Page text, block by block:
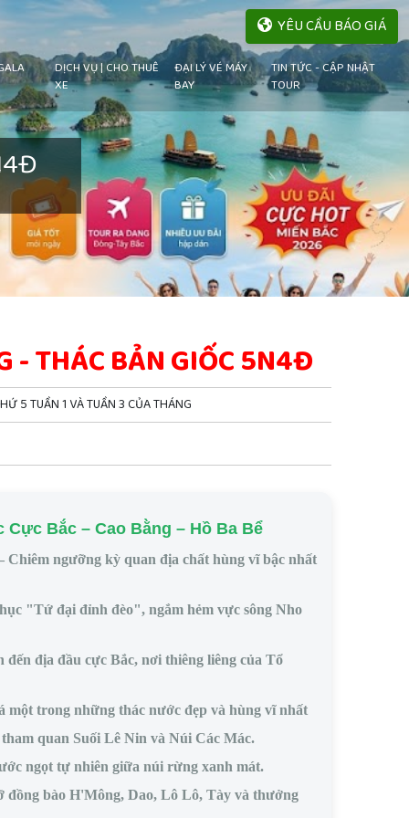
YÊU CẦU BÁO GIÁ
DỊCH VỤ | CHO THUÊ
XE
ĐẠI LÝ VÉ MÁY
BAY
TIN TỨC - CẬP NHẬT
TOUR
- THÁC BẢN GIỐC 5N4Đ
5 TUẦN 1 VÀ TUẦN 3 CỦA THÁNG
Cực Bắc – Cao Bằng – Hồ Ba Bể
Chiêm ngưỡng kỳ quan địa chất hùng vĩ bậc nhất
"Tứ đại đỉnh đèo", ngắm hẻm vực sông Nho
đến địa đầu cực Bắc, nơi thiêng liêng của Tổ
một trong những thác nước đẹp và hùng vĩ nhất
quan Suối Lê Nin và Núi Các Mác.
ngọt tự nhiên giữa núi rừng xanh mát.
đồng bào H'Mông, Dao, Lô Lô, Tày và thưởng